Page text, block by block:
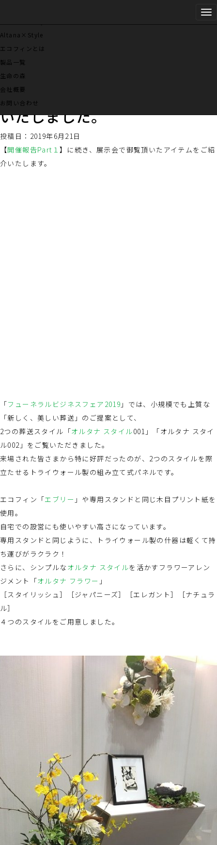
Altana×Style
エコフィンとは
製品一覧
生命の森
会社概要
お問い合わせ
お知らせ
【開催報告Part２】フューネラ
ルビジネスフェア2019に出展
いたしました。
投稿日：2019年6月21日
【開催報告Part１】に続き、展示会で御覧頂いたアイテムをご紹
介いたします。
「フューネラルビジネスフェア2019 」では、小規模でも上質な
「新しく、美しい葬送」のご提案として、
2つの葬送スタイル「オルタナ スタイル001」「オルタナ スタイ
ル002」をご覧いただきました。
来場された皆さまから特に好評だったのが、2つのスタイルを際
立たせるトライウォール製の組み立て式パネルです。
エコフィン「エブリー 」や専用スタンドと同じ木目プリント紙を
使用。
自宅での設営にも使いやすい高さになっています。
専用スタンドと同じように、トライウォール製の什器は軽くて持
ち運びがラクラク！
さらに、シンプルな オルタナ スタイルを活かすフラワーアレン
ジメント「オルタナ フラワー 」
［スタイリッシュ］［ジャパニーズ］［エレガント］［ナチュラ
ル］
４つのスタイルをご用意しました。